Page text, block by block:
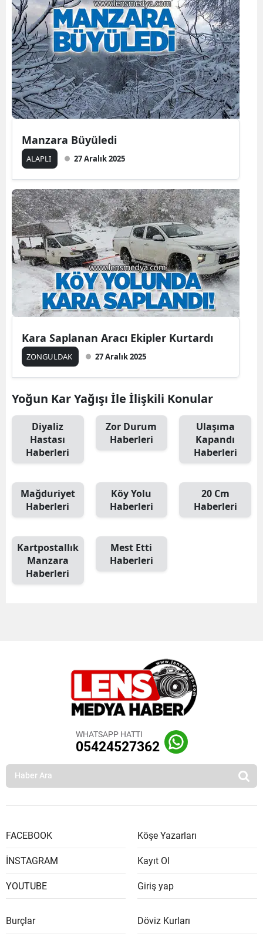
Manzara Büyüledi
ALAPLI 27 Aralık 2025
Kara Saplanan Aracı Ekipler Kurtardı
ZONGULDAK 27 Aralık 2025
Yoğun Kar Yağışı İle İlişkili Konular
Diyaliz
Hastası
Haberleri
Zor Durum
Haberleri
Ulaşıma
Kapandı
Haberleri
Mağduriyet
Haberleri
Köy Yolu
Haberleri
20 Cm
Haberleri
Kartpostallık
Manzara
Haberleri
Mest Etti
Haberleri
WHATSAPP HATTI
05424527362
FACEBOOK
İNSTAGRAM
YOUTUBE
Köşe Yazarları
Kayıt Ol
Giriş yap
Burçlar Döviz Kurları